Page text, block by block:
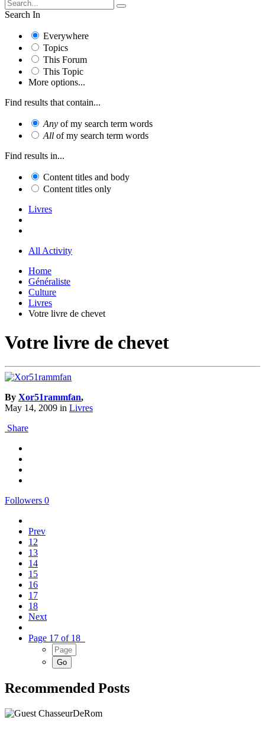
Search In
Everywhere
Topics
This Forum
This Topic
More options...
Find results that contain...
Any of my search term words
All of my search term words
Find results in...
Content titles and body
Content titles only
Livres
All Activity
Home
Généraliste
Culture
Livres
Votre livre de chevet
Votre livre de chevet
By Xor51rammfan,
May 14, 2009 in Livres
Share
Followers 0
Prev
12
13
14
15
16
17
18
Next
Page 17 of 18
Recommended Posts